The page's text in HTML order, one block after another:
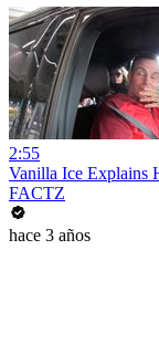
2:55
Vanilla Ice Explains
FACTZ
hace 3 años